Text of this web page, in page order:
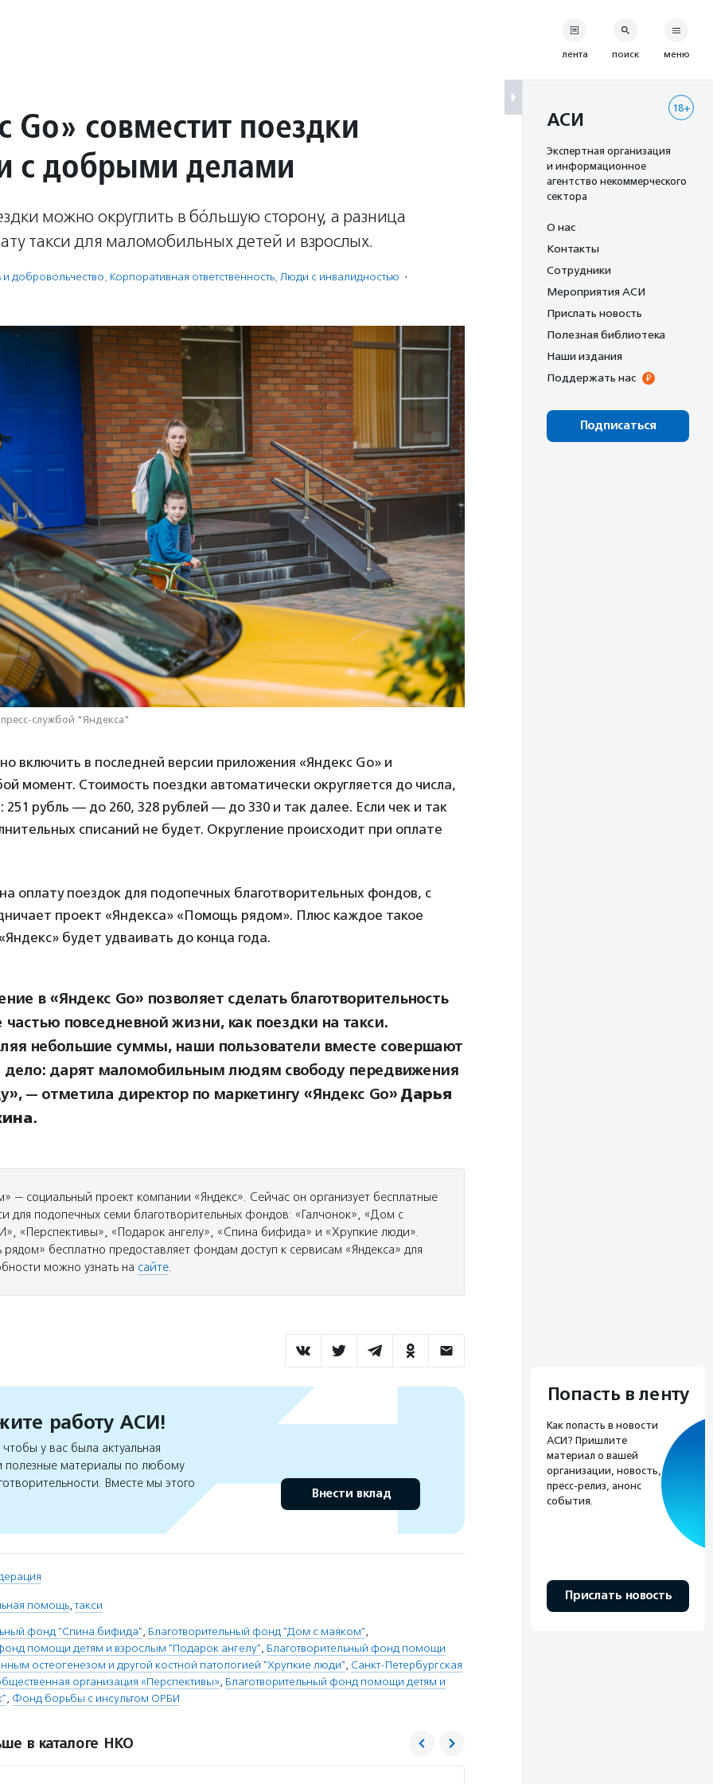
Go» совместит поездки
с добрыми делами
можно округлить в бóльшую сторону, а разница
такси для маломобильных детей и взрослых.
и доброволь­чест­во, Корпоративная ответственность, Люди с инвалидностью ·
службой "Яндекса"
включить в последней версии приложения «Яндекс Go» и
момент. Стоимость поездки автоматически округляется до числа,
251 рубль — до 260, 328 рублей — до 330 и так далее. Если чек и так
списаний не будет. Округление происходит при оплате
оплату поездок для подопечных благотворительных фондов, с
проект «Яндекса» «Помощь рядом». Плюс каждое такое
будет удваивать до конца года.
в «Яндекс Go» позволяет сделать благотворительность
частью повседневной жизни, как поездки на такси.
небольшие суммы, наши пользователи вместе совершают
дело: дарят маломобильным людям свободу передвижения
— отметила директор по маркетингу «Яндекс Go» Дарья
.
— социальный проект компании «Яндекс». Сейчас он организует бесплатные
для подопечных семи благотворительных фондов: «Галчонок», «Дом с
«Перспективы», «Подарок ангелу», «Спина бифида» и «Хрупкие люди».
бесплатно предоставляет фондам доступ к сервисам «Яндекса» для
можно узнать на сайте.
работу АСИ!
у вас была актуальная
материалы по любому
Вместе мы этого
Внести вклад
помощь,такси
фонд "Спина бифида", Благотворительный фонд "Дом с маяком",
помощи детям и взрослым "Подарок ангелу", Благотворительный фонд помощи
остеогенезом и другой костной патологией "Хрупкие люди", Санкт-Петербургская
организация «Перспективы», Благотворительный фонд помощи детям и
, Фонд борьбы с инсультом ОРБИ
в каталоге НКО
лента поиск меню
18+
АСИ
Экспертная организация
и информационное
агентство некоммерческого
сектора
О нас
Контакты
Сотрудники
Мероприятия АСИ
Прислать новость
Полезная библиотека
Наши издания
Поддержать нас
Подписаться
Попасть в ленту
Как попасть в новости
АСИ? Пришлите
материал о вашей
организации, новость,
пресс-релиз, анонс
события.
Прислать новость